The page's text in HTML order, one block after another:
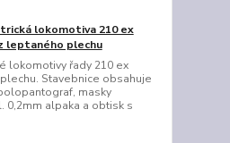
lokomotiva 210 ex
leptaného plechu
lokomotivy řady 210 ex
Stavebnice obsahuje
masky
0,2mm alpaka a obtisk s